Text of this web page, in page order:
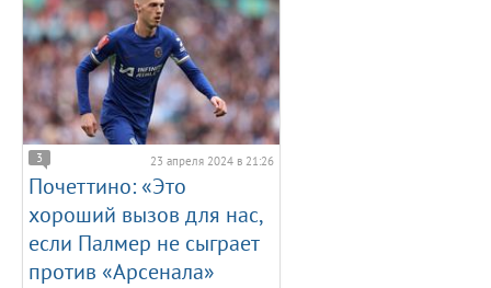
3 23 апреля 2024 в 21:26
Почеттино: «Это
хороший вызов для нас,
если Палмер не сыграет
против «Арсенала»